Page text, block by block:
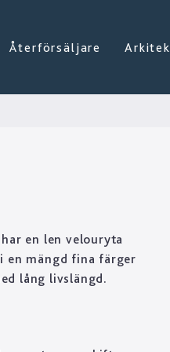
Återförsäljare
en len velouryta
en mängd fina färger
lång livslängd.